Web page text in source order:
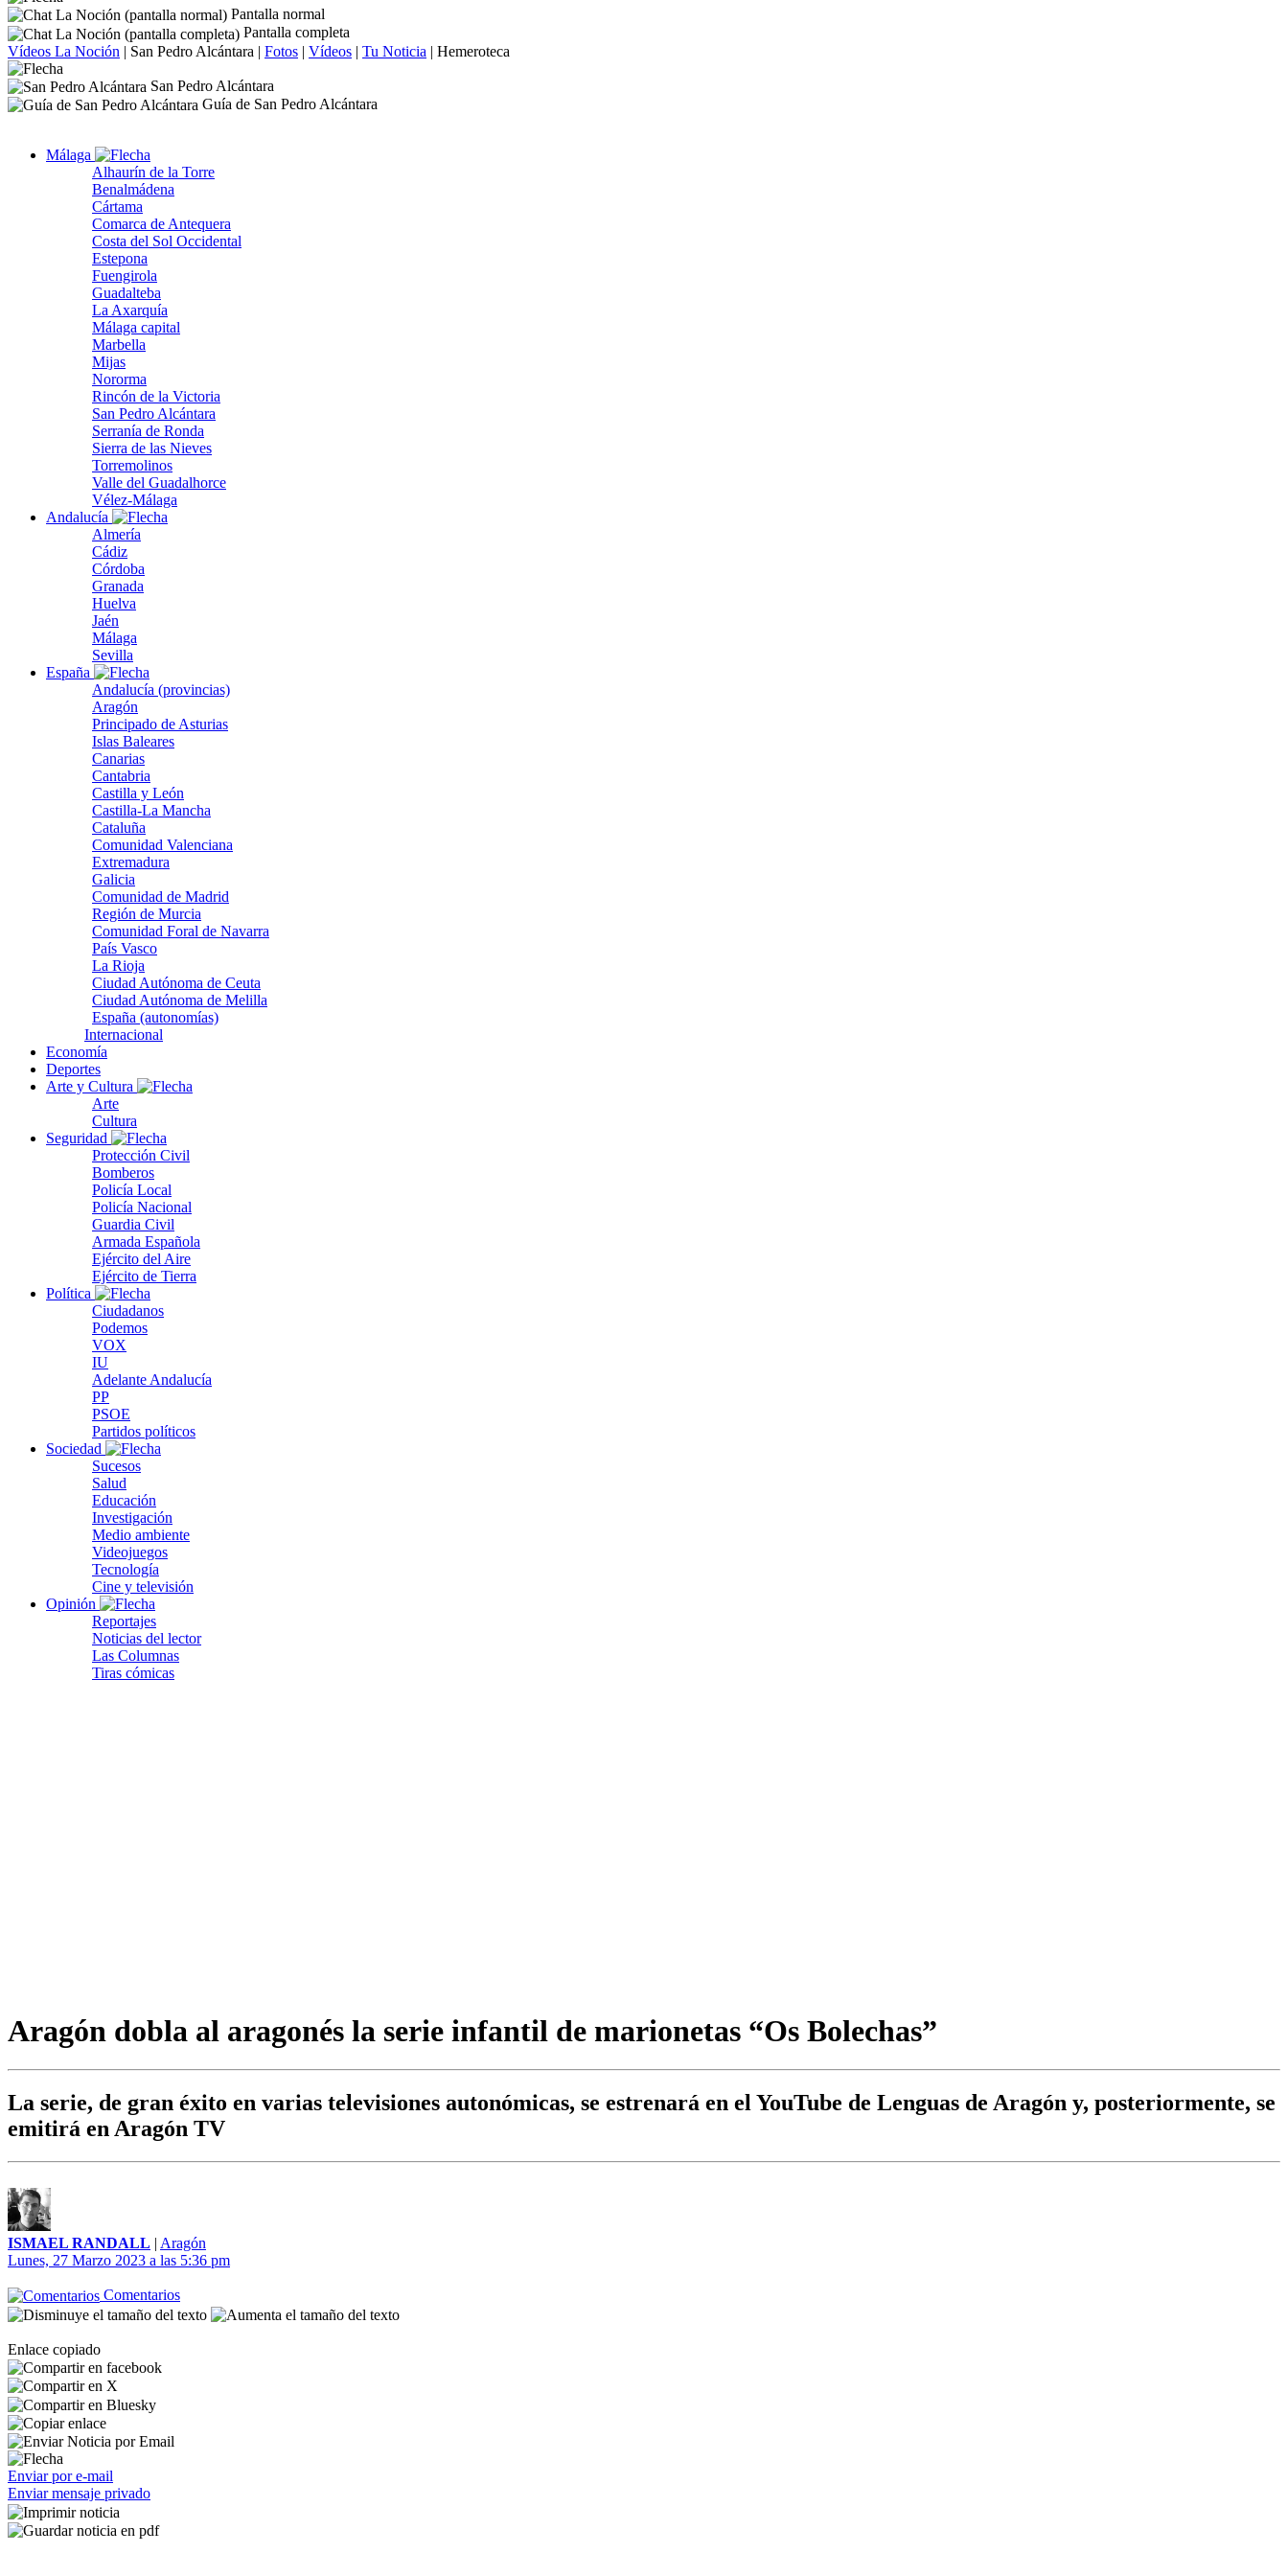
Pantalla normal
Pantalla completa
Vídeos La Noción | San Pedro Alcántara | Fotos | Vídeos | Tu Noticia | Hemeroteca
San Pedro Alcántara
Guía de San Pedro Alcántara
Málaga
Alhaurín de la Torre
Benalmádena
Cártama
Comarca de Antequera
Costa del Sol Occidental
Estepona
Fuengirola
Guadalteba
La Axarquía
Málaga capital
Marbella
Mijas
Nororma
Rincón de la Victoria
San Pedro Alcántara
Serranía de Ronda
Sierra de las Nieves
Torremolinos
Valle del Guadalhorce
Vélez-Málaga
Andalucía
Almería
Cádiz
Córdoba
Granada
Huelva
Jaén
Málaga
Sevilla
España
Andalucía (provincias)
Aragón
Principado de Asturias
Islas Baleares
Canarias
Cantabria
Castilla y León
Castilla-La Mancha
Cataluña
Comunidad Valenciana
Extremadura
Galicia
Comunidad de Madrid
Región de Murcia
Comunidad Foral de Navarra
País Vasco
La Rioja
Ciudad Autónoma de Ceuta
Ciudad Autónoma de Melilla
España (autonomías)
Internacional
Economía
Deportes
Arte y Cultura
Arte
Cultura
Seguridad
Protección Civil
Bomberos
Policía Local
Policía Nacional
Guardia Civil
Armada Española
Ejército del Aire
Ejército de Tierra
Política
Ciudadanos
Podemos
VOX
IU
Adelante Andalucía
PP
PSOE
Partidos políticos
Sociedad
Sucesos
Salud
Educación
Investigación
Medio ambiente
Videojuegos
Tecnología
Cine y televisión
Opinión
Reportajes
Noticias del lector
Las Columnas
Tiras cómicas
Aragón dobla al aragonés la serie infantil de marionetas “Os Bolechas”
La serie, de gran éxito en varias televisiones autonómicas, se estrenará en el YouTube de Lenguas de Aragón y, posteriormente, se
emitirá en Aragón TV
ISMAEL RANDALL | Aragón
Lunes, 27 Marzo 2023 a las 5:36 pm
Comentarios
Enlace copiado
Enviar por e-mail
Enviar mensaje privado